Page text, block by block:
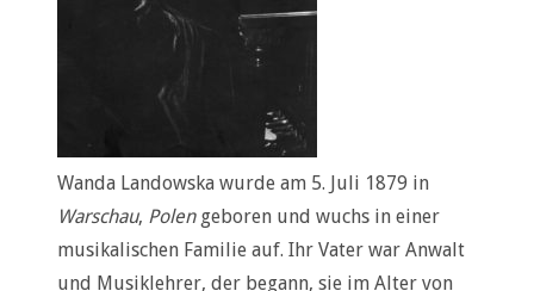
Wanda Landowska wurde am 5. Juli 1879 in
Warschau, Polengeboren und wuchs in einer
musikalischen Familie auf. Ihr Vater war Anwalt
und Musiklehrer, der begann, sie im Alter von